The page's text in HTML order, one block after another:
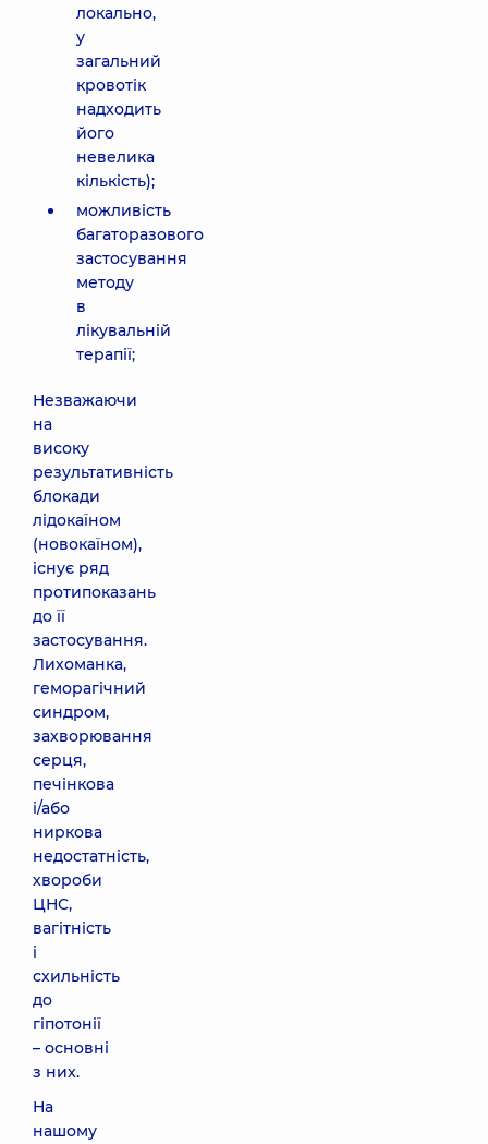
локально,
у
загальний
кровотік
надходить
його
невелика
кількість);
можливість
багаторазового
застосування
методу
в
лікувальній
терапії;
Незважаючи
на
високу
результативність
блокади
лідокаїном
(новокаїном),
існує ряд
протипоказань
до її
застосування.
Лихоманка,
геморагічний
синдром,
захворювання
серця,
печінкова
і/або
ниркова
недостатність,
хвороби
ЦНС,
вагітність
і
схильність
до
гіпотонії
– основні
з них.
На
нашому